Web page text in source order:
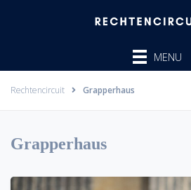
MENU
Rechtencircuit Grapperhaus
Grapperhaus